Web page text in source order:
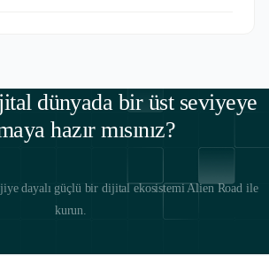
dünyada bir üst seviyeye
hazır mısınız?
dayalı güçlü bir dijital ekosistemi Alien Road ile
kurun.